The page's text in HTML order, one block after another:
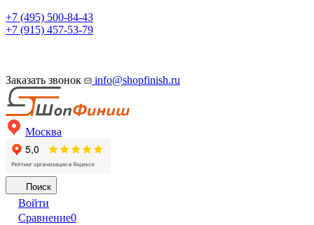
+7 (495) 500-84-43
+7 (915) 457-53-79
Заказать звонок info@shopfinish.ru
Москва
Поиск
Войти
Сравнение0